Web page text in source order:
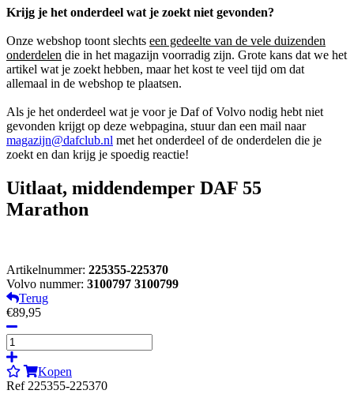
Krijg je het onderdeel wat je zoekt niet gevonden?
Onze webshop toont slechts een gedeelte van de vele duizenden
onderdelen die in het magazijn voorradig zijn. Grote kans dat we het
artikel wat je zoekt hebben, maar het kost te veel tijd om dat
allemaal in de webshop te plaatsen.
Als je het onderdeel wat je voor je Daf of Volvo nodig hebt niet
gevonden krijgt op deze webpagina, stuur dan een mail naar
magazijn@dafclub.nl met het onderdeel of de onderdelen die je
zoekt en dan krijg je spoedig reactie!
Uitlaat, middendemper DAF 55
Marathon
Artikelnummer: 225355-225370
Volvo nummer: 3100797 3100799
Terug
€89,95
Kopen
Ref 225355-225370